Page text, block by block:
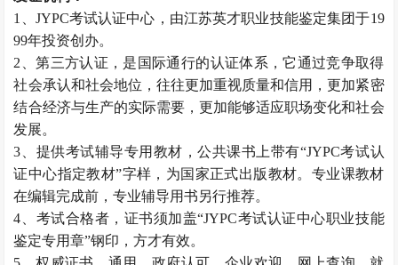
1、JYPC考试认证中心，由江苏英才职业技能鉴定集团于19
99年投资创办。
2、第三方认证，是国际通行的认证体系，它通过竞争取得
社会承认和社会地位，往往更加重视质量和信用，更加紧密
结合经济与生产的实际需要，更加能够适应职场变化和社会
发展。
3、提供考试辅导专用教材，公共课书上带有“JYPC考试认
证中心指定教材”字样，为国家正式出版教材。专业课教材
在编辑完成前，专业辅导用书另行推荐。
4、考试合格者，证书须加盖“JYPC考试认证中心职业技能
鉴定专用章”钢印，方才有效。